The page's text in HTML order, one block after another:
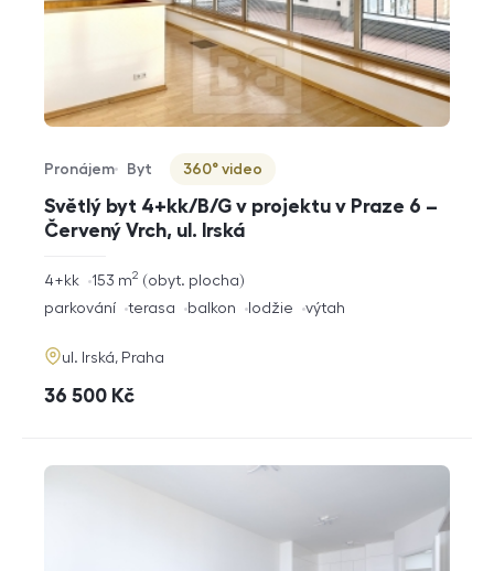
Světlý byt 4+kk/B/G v projektu v Praze 6 –
Červený Vrch, ul. Irská
Typ nabídky
Pronájem
Typ nemovitosti
Byt
Virtuální prohlídka
360° video
rozměry
dispozice
4+kk obyt. plocha
153 m2
funkce
parkování terasa balkon lodžie výtah
adresa
ul. Irská, Praha
cena
36 500 Kč